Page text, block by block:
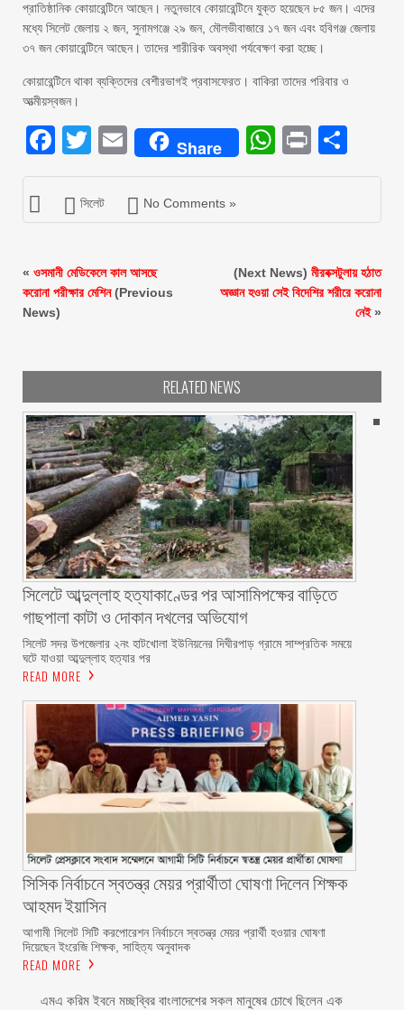
প্রাতিষ্ঠানিক কোয়ারেন্টিনে আছেন। নতুনভাবে কোয়ারেন্টিনে যুক্ত হয়েছেন ৮৫ জন। এদের
মধ্যে সিলেট জেলায় ২ জন, সুনামগঞ্জে ২৯ জন, মৌলভীবাজারে ১৭ জন এবং হবিগঞ্জ জেলায়
৩৭ জন কোয়ারেন্টিনে আছেন। তাদের শারীরিক অবস্থা পর্যবেক্ষণ করা হচ্ছে।
কোয়ারেন্টিনে থাকা ব্যক্তিদের বেশীরভাগই প্রবাসফেরত। বাকিরা তাদের পরিবার ও
আত্মীয়স্বজন।
Facebook
Twitter
EmailShare Print
সিলেট No Comments »
« ওসমানী মেডিকেলে কাল আসছে
করোনা পরীক্ষার মেশিন(Previous
News)
(Next News) মীরবক্সটুলায় হঠাত
অজ্ঞান হওয়া সেই বিদেশির শরীরে করোনা
নেই»
RELATED NEWS
সিলেটে আব্দুল্লাহ হত্যাকাণ্ডের পর আসামিপক্ষের বাড়িতে
গাছপালা কাটা ও দোকান দখলের অভিযোগ
সিলেট সদর উপজেলার ২নং হাটখোলা ইউনিয়নের দিঘীরপাড় গ্রামে সাম্প্রতিক সময়ে
ঘটে যাওয়া আব্দুল্লাহ হত্যার পর
READ MORE
সিসিক নির্বাচনে স্বতন্ত্র মেয়র প্রার্থীতা ঘোষণা দিলেন শিক্ষক
আহমদ ইয়াসিন
আগামী সিলেট সিটি করপোরেশন নির্বাচনে স্বতন্ত্র মেয়র প্রার্থী হওয়ার ঘোষণা
দিয়েছেন ইংরেজি শিক্ষক, সাহিত্য অনুবাদক
READ MORE
এমএ করিম ইবনে মচ্ছব্বির বাংলাদেশের সকল মানুষের চোখে ছিলেন এক